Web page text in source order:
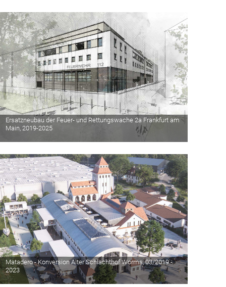
Ersatzneubau der Feuer- und Rettungswache 2a Frankfurt am
Main, 2019-2025
Matadero - Konversion Alter Schlachthof Worms, 03/2019 -
2023